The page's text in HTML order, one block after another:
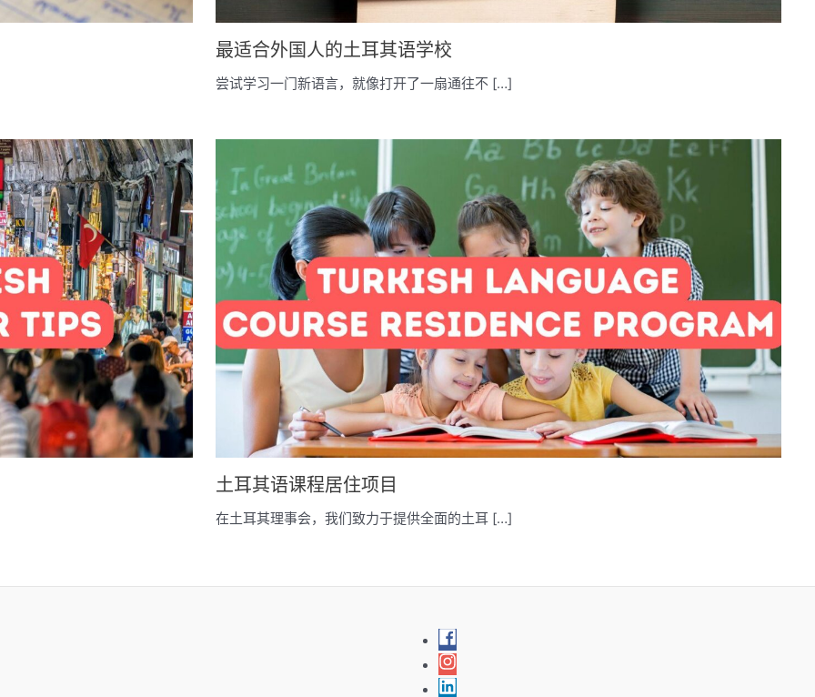
最适合外国人的土耳其语学校
尝试学习一门新语言，就像打开了一扇通往不 […]
土耳其语课程居住项目
在土耳其理事会，我们致力于提供全面的土耳 […]